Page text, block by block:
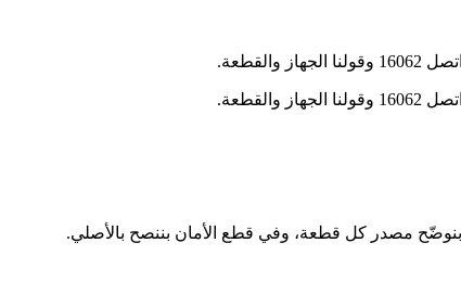
مصدر كل قطعة، وفي قطع الأمان بننصح بالأصلي.